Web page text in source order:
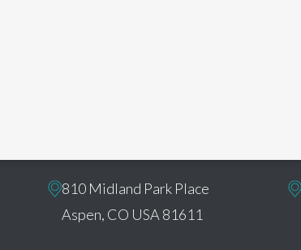
810 Midland Park Place
Aspen, CO USA 81611